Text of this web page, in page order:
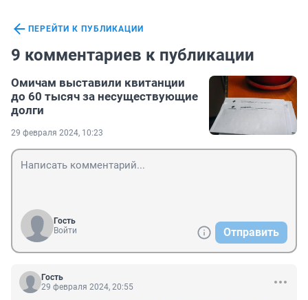
ПЕРЕЙТИ К ПУБЛИКАЦИИ
9 комментариев к публикации
Омичам выставили квитанции
до 60 тысяч за несуществующие
долги
29 февраля 2024, 10:23
Гость
Войти
Отправить
Гость
29 февраля 2024, 20:55